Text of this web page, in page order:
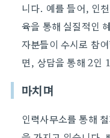
니다. 예를 들어, 인
육을 통해 실질적인
자분들이 수시로 참
면, 상담을 통해 2인
마치며
인력사무소를 통해